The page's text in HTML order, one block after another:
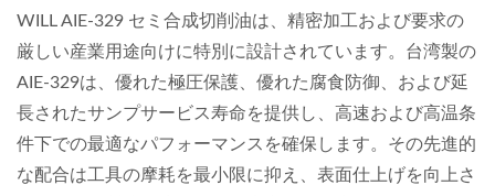
WILL AIE-329 セミ合成切削油は、精密加工および要求の
厳しい産業用途向けに特別に設計されています。台湾製の
AIE-329は、優れた極圧保護、優れた腐食防御、および延
長されたサンプサービス寿命を提供し、高速および高温条
件下での最適なパフォーマンスを確保します。その先進的
な配合は工具の摩耗を最小限に抑え、表面仕上げを向上さ